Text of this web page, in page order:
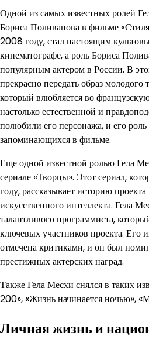
Одной из самых известных ролей
Бориса Поливанова в фильме
2008 году, стал настоящим
кинематографе, а роль Бориса
популярным актером в России. В
прекрасно передать образ молодого
который влюбляется во
настолько естественной и
полюбили его персонажа, и его
запоминающихся в фильме.
Еще одной известной ролью Гела
сериале «Творцы». Этот сериал,
году, рассказывает историю
искусственного интеллекта. Гела
талантливого программиста,
ключевых участников проекта. Его
отмечена критиками, и он был
престижных актерских наград.
Также Гела Месхи снялся в таких
200», «Жизнь начинается ночью»,
Личная жизнь и